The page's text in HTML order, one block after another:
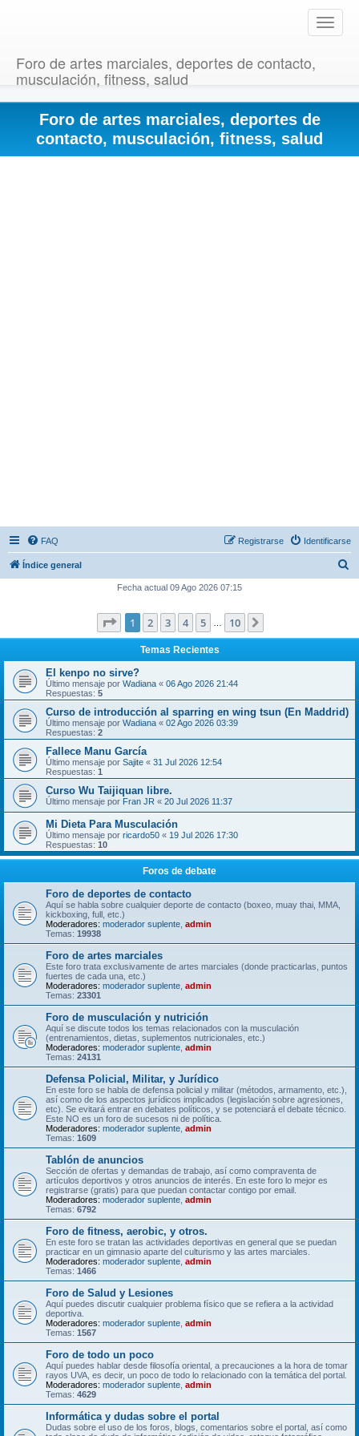
T
o
e
v
Foro de artes marciales, deportes de contacto,
musculación, fitness, salud
Foro de artes marciales, deportes de
contacto, musculación, fitness, salud
FAQ Identificarse
Registrarse
Índice general
a
r
Fecha actual 09 Ago 2026 07:15
Página de 10
1 2 3 4 5 10
Temas Recientes
El kenpo no sirve?
Último mensaje por Wadiana « 06 Ago 2026 21:44
Respuestas: 5
Curso de introducción al sparring en wing tsun (En Maddrid)
Último mensaje por Wadiana « 02 Ago 2026 03:39
Respuestas: 2
Fallece Manu García
Último mensaje por Sajite « 31 Jul 2026 12:54
Respuestas: 1
Curso Wu Taijiquan libre.
Último mensaje por Fran JR « 20 Jul 2026 11:37
Mi Dieta Para Musculación
Último mensaje por ricardo50 « 19 Jul 2026 17:30
Respuestas: 10
Foros de debate
Foro de deportes de contacto
Aquí se habla sobre cualquier deporte de contacto (boxeo, muay thai, MMA,
kickboxing, full, etc.)
Moderadores: moderador suplente admin
Temas: 19938
Foro de artes marciales
Este foro trata exclusivamente de artes marciales (donde practicarlas, puntos
fuertes de cada una, etc.)
Moderadores: moderador suplente admin
Temas: 23301
Foro de musculación y nutrición
Aquí se discute todos los temas relacionados con la musculación
(entrenamientos, dietas, suplementos nutricionales, etc.)
Moderadores: moderador suplente admin
Temas: 24131
Defensa Policial, Militar, y Jurídico
En este foro se habla de defensa policial y militar (métodos, armamento, etc.),
así como de los aspectos jurídicos implicados (legislación sobre agresiones,
etc). Se evitará entrar en debates políticos, y se potenciará el debate técnico.
Este NO es un foro de sucesos ni de política.
Moderadores: moderador suplente admin
Temas: 1609
Tablón de anuncios
Sección de ofertas y demandas de trabajo, así como compraventa de
artículos deportivos y otros anuncios de interés. En este foro lo mejor es
registrarse (gratis) para que puedan contactar contigo por email.
Moderadores: moderador suplente admin
Temas: 6792
Foro de fitness, aerobic, y otros.
En este foro se tratan las actividades deportivas en general que se puedan
practicar en un gimnasio aparte del culturismo y las artes marciales.
Moderadores: moderador suplente admin
Temas: 1466
Foro de Salud y Lesiones
Aquí puedes discutir cualquier problema físico que se refiera a la actividad
deportiva.
Moderadores: moderador suplente admin
Temas: 1567
Foro de todo un poco
Aquí puedes hablar desde filosofía oriental, a precauciones a la hora de tomar
rayos UVA, es decir, un poco de todo lo relacionado con la temática del portal.
Moderadores: moderador suplente admin
Temas: 4629
Informática y dudas sobre el portal
Dudas sobre el uso de los foros, blogs, comentarios sobre el portal, así como